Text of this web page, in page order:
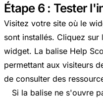
Étape 6 : Tester
Visitez votre site où le
sont installés. Cliquez
widget. La balise Help
permettant aux visiteurs
de consulter des
Si la balise ne s'ouvre